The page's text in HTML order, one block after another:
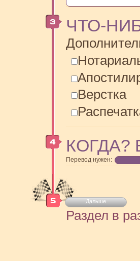
ЧТО-
Верстка
КОГДА?
Перевод нужен:
Дальше
Раздел в